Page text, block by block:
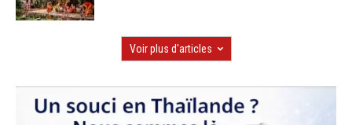
Voir plus d'articles